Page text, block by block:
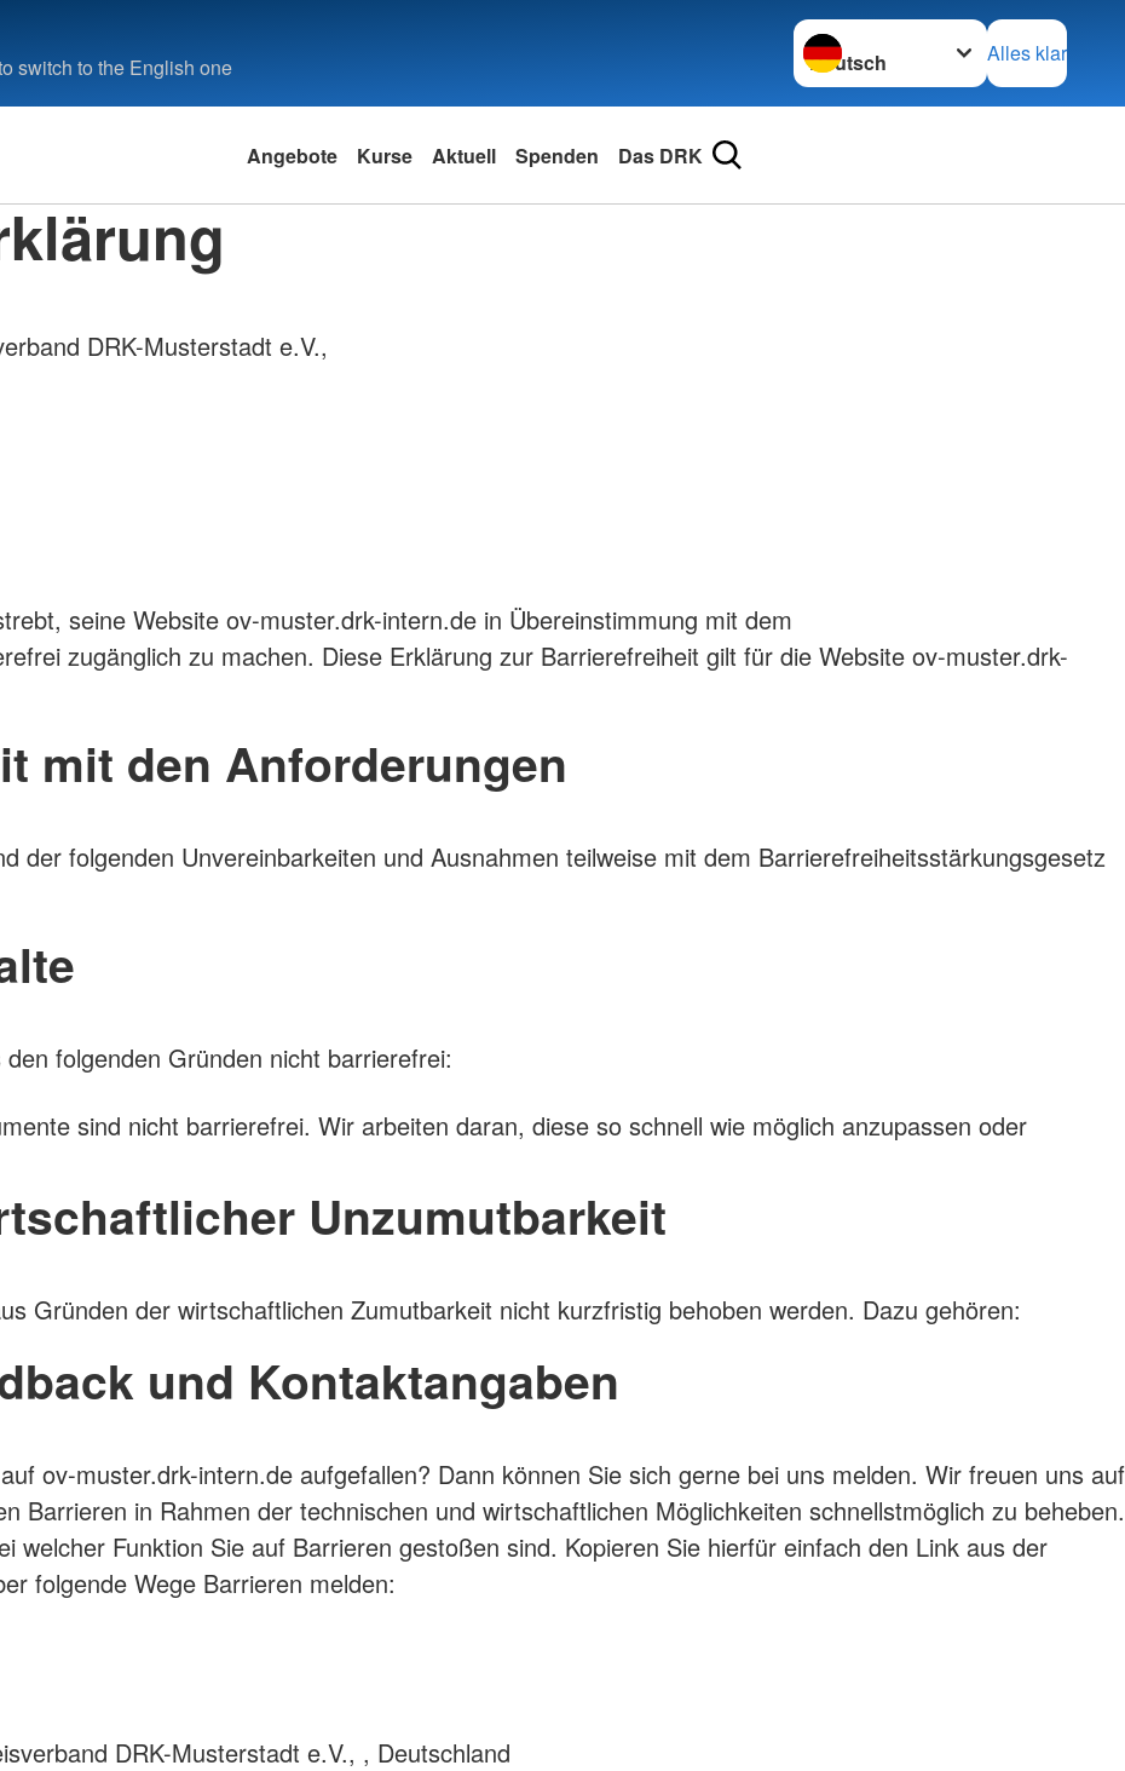
switch to the English one
Sprache wechseln zu
Alles klar
Angebote Kurse Aktuell Spenden Das DRK
DRK-Musterstadt e.V.,
seine Website ov-muster.drk-intern.de in Übereinstimmung mit dem
zugänglich zu machen. Diese Erklärung zur Barrierefreiheit gilt für die Website ov-muster.drk-
mit den Anforderungen
der folgenden Unvereinbarkeiten und Ausnahmen teilweise mit dem Barrierefreiheitsstärkungsgesetz
folgenden Gründen nicht barrierefrei:
sind nicht barrierefrei. Wir arbeiten daran, diese so schnell wie möglich anzupassen oder
Unzumutbarkeit
Gründen der wirtschaftlichen Zumutbarkeit nicht kurzfristig behoben werden. Dazu gehören:
und Kontaktangaben
ov-muster.drk-intern.de aufgefallen? Dann können Sie sich gerne bei uns melden. Wir freuen uns auf
Barrieren in Rahmen der technischen und wirtschaftlichen Möglichkeiten schnellstmöglich zu beheben.
welcher Funktion Sie auf Barrieren gestoßen sind. Kopieren Sie hierfür einfach den Link aus der
folgende Wege Barrieren melden:
DRK-Musterstadt e.V., , Deutschland